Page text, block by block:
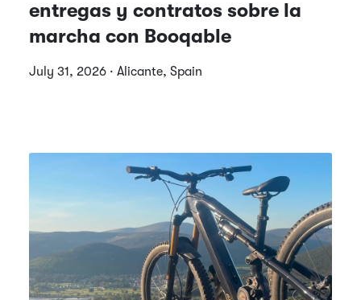
entregas y contratos sobre la
marcha con Booqable
July 31, 2026 · Alicante, Spain